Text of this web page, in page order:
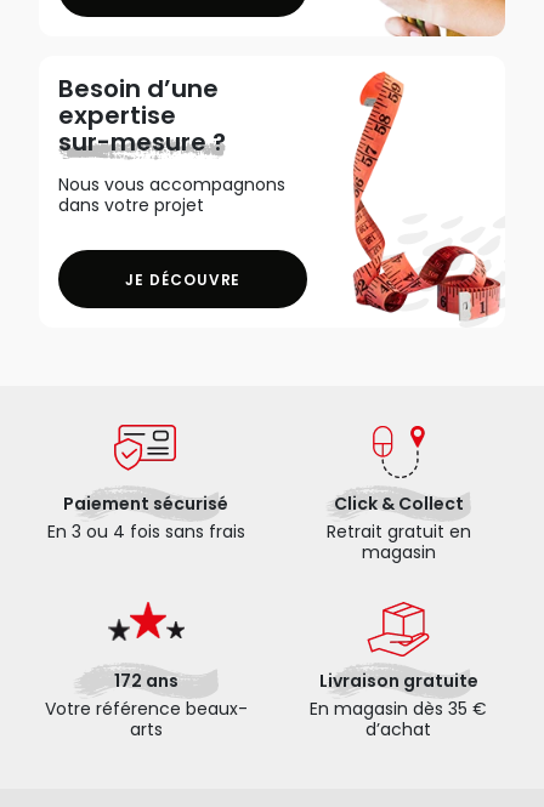
Besoin d’une
expertise
sur-mesure ?
Nous vous accompagnons
dans votre projet
JE DÉCOUVRE
Paiement sécurisé
En 3 ou 4 fois sans frais
Click & Collect
Retrait gratuit en
magasin
172 ans
Votre référence beaux-
arts
Livraison gratuite
En magasin dès 35 €
d’achat